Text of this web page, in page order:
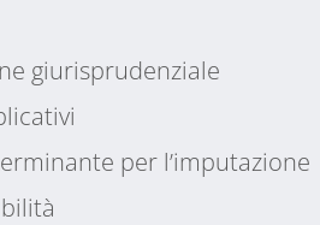
giurisprudenziale
per l’imputazione